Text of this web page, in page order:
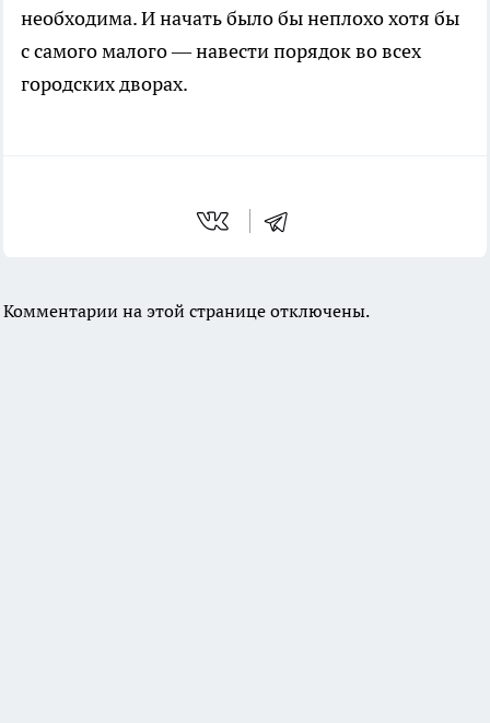
необходима. И начать было бы неплохо хотя бы
с самого малого — навести порядок во всех
городских дворах.
Комментарии на этой странице отключены.